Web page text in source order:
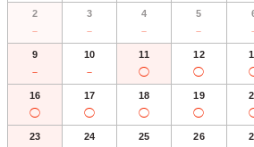
2
－
3
－
4
－
5
－
9
－
10
－
11
◯
12
◯
16
◯
17
◯
18
◯
19
◯
23 24 25 26